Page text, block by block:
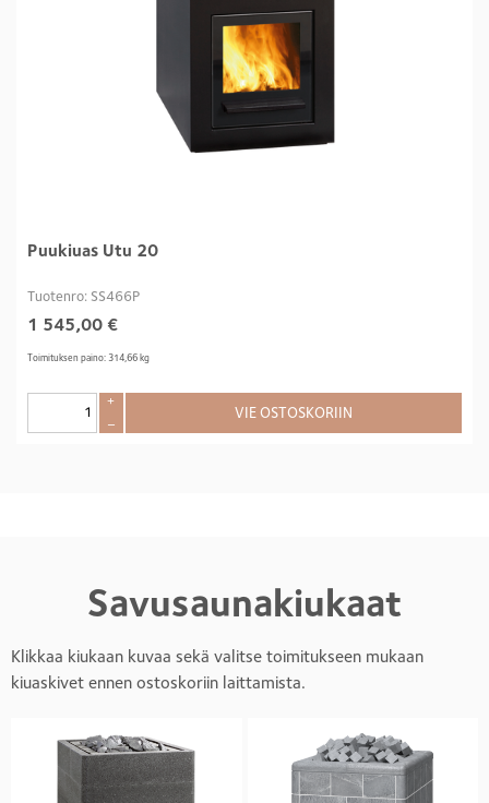
Puukiuas Utu 20
Tuotenro: SS466P
1 545,00 €
Toimituksen paino: 314,66 kg
+
–
VIE OSTOSKORIIN
Savusaunakiukaat
Klikkaa kiukaan kuvaa sekä valitse toimitukseen mukaan
kiuaskivet ennen ostoskoriin laittamista.